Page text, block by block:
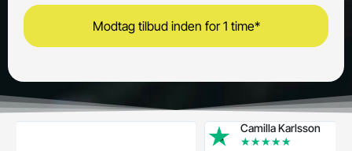
akut!
Camilla Karlsson
★★ ★★